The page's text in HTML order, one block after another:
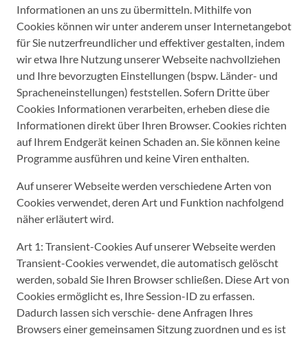
Informationen an uns zu übermitteln. Mithilfe von
Cookies können wir unter anderem unser Internetangebot
für Sie nutzerfreundlicher und effektiver gestalten, indem
wir etwa Ihre Nutzung unserer Webseite nachvollziehen
und Ihre bevorzugten Einstellungen (bspw. Länder- und
Spracheneinstellungen) feststellen. Sofern Dritte über
Cookies Informationen verarbeiten, erheben diese die
Informationen direkt über Ihren Browser. Cookies richten
auf Ihrem Endgerät keinen Schaden an. Sie können keine
Programme ausführen und keine Viren enthalten.
Auf unserer Webseite werden verschiedene Arten von
Cookies verwendet, deren Art und Funktion nachfolgend
näher erläutert wird.
Art 1: Transient-Cookies Auf unserer Webseite werden
Transient-Cookies verwendet, die automatisch gelöscht
werden, sobald Sie Ihren Browser schließen. Diese Art von
Cookies ermöglicht es, Ihre Session-ID zu erfassen.
Dadurch lassen sich verschie- dene Anfragen Ihres
Browsers einer gemeinsamen Sitzung zuordnen und es ist